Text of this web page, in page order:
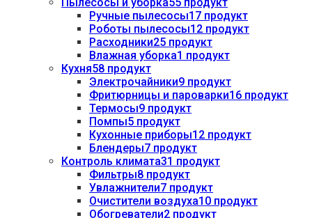
Ручные пылесосы17 продукт
Роботы пылесосы12 продукт
Расходники25 продукт
Влажная уборка1 продукт
Кухня58 продукт
Электрочайники9 продукт
Фритюрницы и пароварки16 продукт
Термосы9 продукт
Помпы5 продукт
Кухонные приборы12 продукт
Блендеры7 продукт
Контроль климата31 продукт
Фильтры8 продукт
Увлажнители7 продукт
Очистители воздуха10 продукт
Обогреватели2 продукт